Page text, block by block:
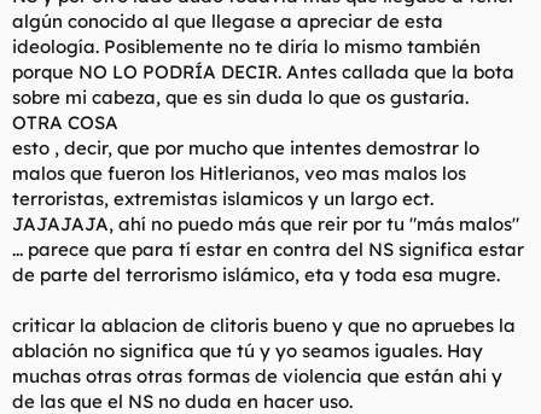
algún conocido al que llegase a apreciar de esta
ideología. Posiblemente no te diría lo mismo también
porque NO LO PODRÍA DECIR. Antes callada que la bota
sobre mi cabeza, que es sin duda lo que os gustaría.
OTRA COSA
esto , decir, que por mucho que intentes demostrar lo
malos que fueron los Hitlerianos, veo mas malos los
terroristas, extremistas islamicos y un largo ect.
JAJAJAJA, ahí no puedo más que reir por tu "más malos"
... parece que para tí estar en contra del NS significa estar
de parte del terrorismo islámico, eta y toda esa mugre.
criticar la ablacion de clitoris bueno y que no apruebes la
ablación no significa que tú y yo seamos iguales. Hay
muchas otras otras formas de violencia que están ahi y
de las que el NS no duda en hacer uso.